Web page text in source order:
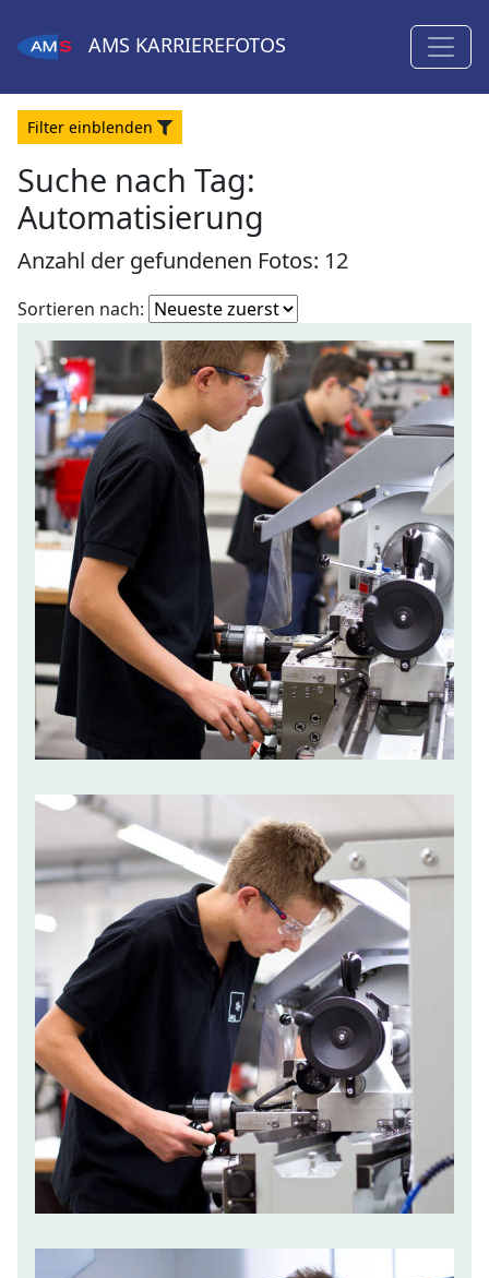
AMS KARRIEREFOTOS
Filter einblenden
Suche nach Tag:
Automatisierung
Anzahl der gefundenen Fotos: 12
Sortieren nach: